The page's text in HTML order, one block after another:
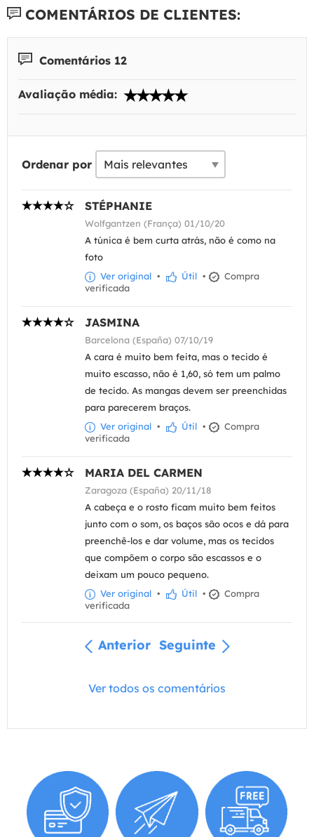
COMENTÁRIOS DE CLIENTES:
Comentários 12
Avaliação média:
Ordenar por
STÉPHANIE
Wolfgantzen (França) 01/10/20
A túnica é bem curta atrás, não é como na
foto
Ver original • Útil •
Compra
verificada
JASMINA
Barcelona (España) 07/10/19
A cara é muito bem feita, mas o tecido é
muito escasso, não é 1,60, só tem um palmo
de tecido. As mangas devem ser preenchidas
para parecerem braços.
Ver original • Útil •
Compra
verificada
MARIA DEL CARMEN
Zaragoza (España) 20/11/18
A cabeça e o rosto ficam muito bem feitos
junto com o som, os baços são ocos e dá para
preenchê-los e dar volume, mas os tecidos
que compõem o corpo são escassos e o
deixam um pouco pequeno.
Ver original • Útil •
Compra
verificada
Anterior Seguinte
Ver todos os comentários